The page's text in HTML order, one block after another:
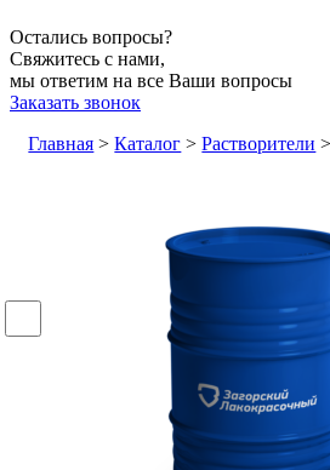
Остались вопросы?
Свяжитесь с нами,
мы ответим на все Ваши вопросы
Заказать звонок
Главная >Каталог >Растворители